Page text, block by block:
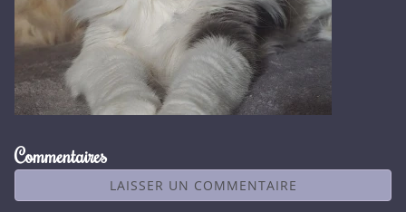
Commentaires
LAISSER UN COMMENTAIRE